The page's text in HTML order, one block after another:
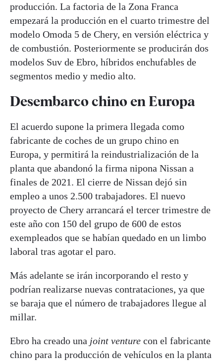
producción. La factoria de la Zona Franca
empezará la producción en el cuarto trimestre del
modelo Omoda 5 de Chery, en versión eléctrica y
de combustión. Posteriormente se producirán dos
modelos Suv de Ebro, híbridos enchufables de
segmentos medio y medio alto.
Desembarco chino en Europa
El acuerdo supone la primera llegada como
fabricante de coches de un grupo chino en
Europa, y permitirá la reindustrialización de la
planta que abandonó la firma nipona Nissan a
finales de 2021. El cierre de Nissan dejó sin
empleo a unos 2.500 trabajadores. El nuevo
proyecto de Chery arrancará el tercer trimestre de
este año con 150 del grupo de 600 de estos
exempleados que se habían quedado en un limbo
laboral tras agotar el paro.
Más adelante se irán incorporando el resto y
podrían realizarse nuevas contrataciones, ya que
se baraja que el número de trabajadores llegue al
millar.
Ebro ha creado una joint venture con el fabricante
chino para la producción de vehículos en la planta